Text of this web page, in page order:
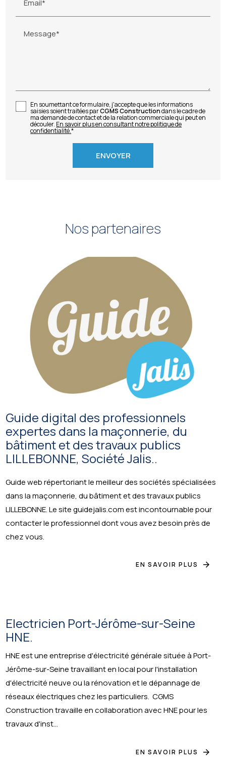
Email*
Message*
En soumettant ce formulaire, j'accepte que les informations
saisies soient traitées parCGMS Constructiondans le cadre de
ma demande de contact et de la relation commerciale qui peut en
découler. En savoir plus en consultant notre politique de
confidentialité.*
Nos partenaires
Guide digital des professionnels
expertes dans la maçonnerie, du
bâtiment et des travaux publics
LILLEBONNE, Société Jalis..
Guide web répertoriant le meilleur des sociétés spécialisées
dans la maçonnerie, du bâtiment et des travaux publics
LILLEBONNE. Le site guidejalis.com est incontournable pour
contacter le professionnel dont vous avez besoin près de
chez vous.
EN SAVOIR PLUS
Electricien Port-Jérôme-sur-Seine
HNE.
HNE est une entreprise d'électricité générale située à Port-
Jérôme-sur-Seine travaillant en local pour l'installation
d'électricité neuve ou la rénovation et le dépannage de
réseaux électriques chez les particuliers. CGMS
Construction travaille en collaboration avec HNE pour les
travaux d'inst...
EN SAVOIR PLUS